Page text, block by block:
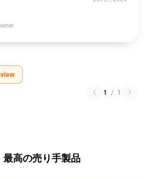
1 / 1
最高の売り手製品